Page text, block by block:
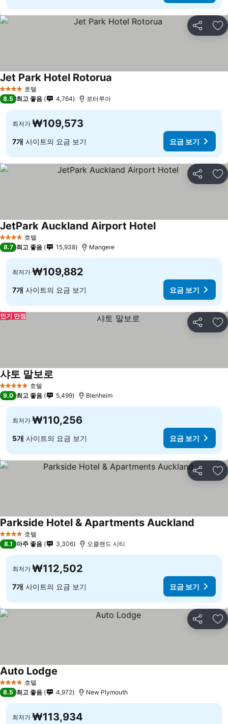
공유 즐
4 성급 호텔
Jet Park Hotel Rotorua
8.5 최고 좋음 4,764 로터루아
최저가 ₩109,573
7개 사이트의 요금 보기 요금 보기
공유 즐
4 성급 호텔
JetPark Auckland Airport Hotel
8.7 최고 좋음 15,938 Mangere
최저가 ₩109,882
7개 사이트의 요금 보기 요금 보기
공유 즐
인기 만점
5 성급 호텔
샤토 말보로
9.0 최고 좋음 5,499 Blenheim
최저가 ₩110,256
5개 사이트의 요금 보기 요금 보기
공유 즐
4 성급 호텔
Parkside Hotel & Apartments Auckland
8.1 아주 좋음 3,306 오클랜드 시티
최저가 ₩112,502
7개 사이트의 요금 보기 요금 보기
공유 즐
4 성급 호텔
Auto Lodge
8.5 최고 좋음 4,972 New Plymouth
최저가 ₩113,934